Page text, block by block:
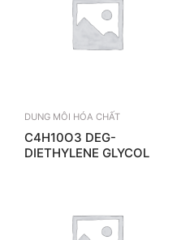
DUNG MÔI HÓA CHẤT
C4H10O3­ DEG-
DIETHYLENE GLYCOL